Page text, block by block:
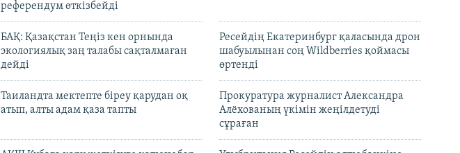
референдум өткізбейді
БАҚ: Қазақстан Теңіз кен орнында
экологиялық заң талабы сақталмаған
дейді
Ресейдің Екатеринбург қаласында дрон
шабуылынан соң Wildberries қоймасы
өртенді
Таиландта мектепте біреу қарудан оқ
атып, алты адам қаза тапты
Прокуратура журналист Александра
Алёхованың үкімін жеңілдетуді
сұраған